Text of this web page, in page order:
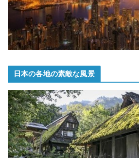
日本の各地の素敵な風景